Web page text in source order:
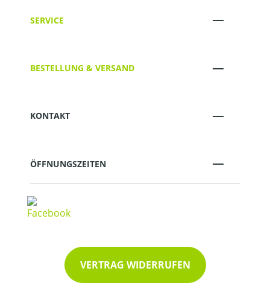
SERVICE
BESTELLUNG & VERSAND
KONTAKT
ÖFFNUNGSZEITEN
VERTRAG WIDERRUFEN